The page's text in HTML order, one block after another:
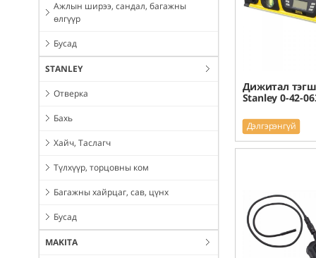
Ажлын ширээ, сандал, багажны
өлгүүр
Бусад
STANLEY
Отверка
Бахь
Хайч, Таслагч
Түлхүүр, торцовны ком
Багажны хайрцаг, сав, цүнх
Бусад
MAKITA
Дижитал
Stanley 0-42-
Дэлгэрэнгүй